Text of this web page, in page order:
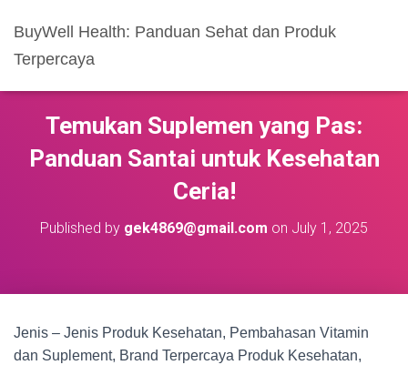
BuyWell Health: Panduan Sehat dan Produk
Terpercaya
Temukan Suplemen yang Pas:
Panduan Santai untuk Kesehatan
Ceria!
Published by gek4869@gmail.com on July 1, 2025
Jenis – Jenis Produk Kesehatan, Pembahasan Vitamin
dan Suplement, Brand Terpercaya Produk Kesehatan,